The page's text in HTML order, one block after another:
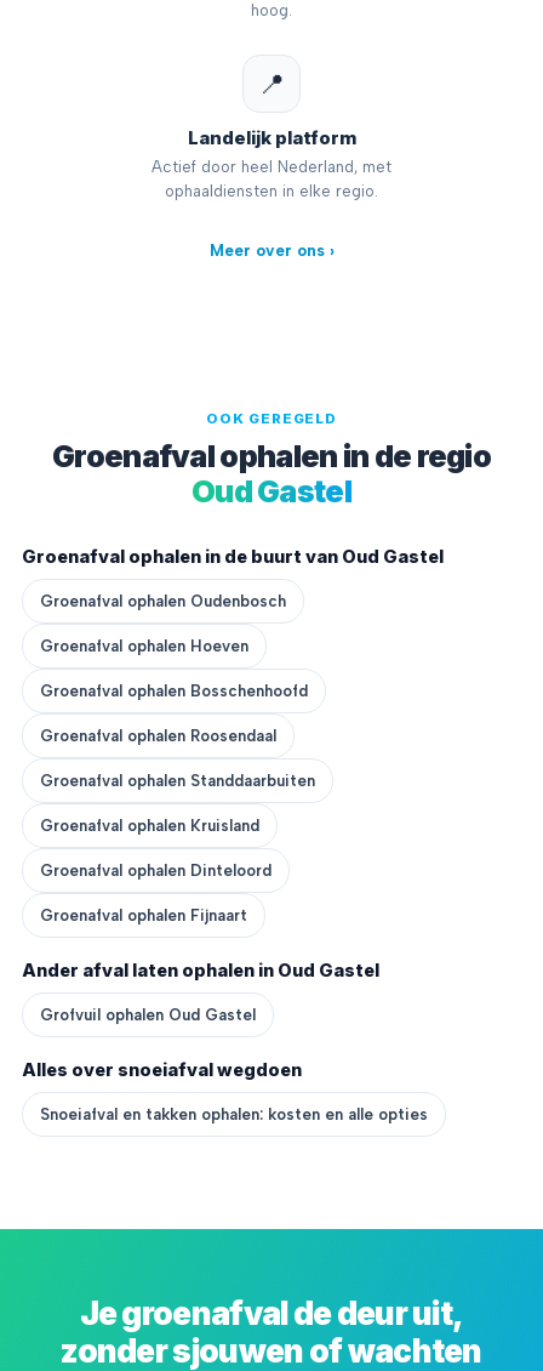
hoog.
📍
Landelijk platform
Actief door heel Nederland, met
ophaaldiensten in elke regio.
Meer over ons ›
OOK GEREGELD
Groenafval ophalen in de regio
Oud Gastel
Groenafval ophalen in de buurt van Oud Gastel
Groenafval ophalen Oudenbosch
Groenafval ophalen Hoeven
Groenafval ophalen Bosschenhoofd
Groenafval ophalen Roosendaal
Groenafval ophalen Standdaarbuiten
Groenafval ophalen Kruisland
Groenafval ophalen Dinteloord
Groenafval ophalen Fijnaart
Ander afval laten ophalen in Oud Gastel
Grofvuil ophalen Oud Gastel
Alles over snoeiafval wegdoen
Snoeiafval en takken ophalen: kosten en alle opties
Je groenafval de deur uit,
zonder sjouwen of wachten